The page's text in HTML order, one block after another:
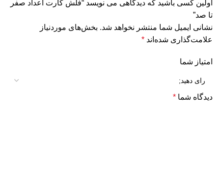
اولین کسی باشید که دیدگاهی می نویسد “فلش کارت اعداد صفر
تا صد”
نشانی ایمیل شما منتشر نخواهد شد. بخش‌های موردنیاز
علامت‌گذاری شده‌اند *
امتیاز شما
دیدگاه شما *